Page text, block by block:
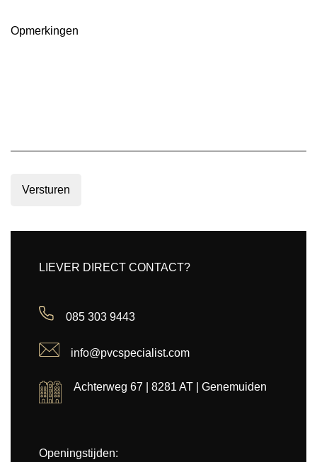
Opmerkingen
Versturen
LIEVER DIRECT CONTACT?
085 303 9443
info@pvcspecialist.com
Achterweg 67 | 8281 AT | Genemuiden
Openingstijden: